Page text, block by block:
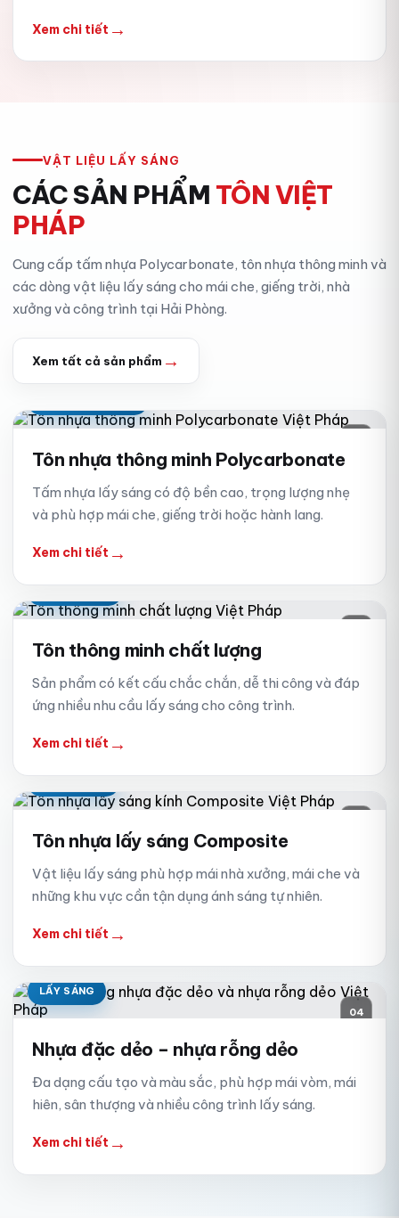
Xem chi tiết →
VẬT LIỆU LẤY SÁNG
CÁC SẢN PHẨM TÔN VIỆT
PHÁP
Cung cấp tấm nhựa Polycarbonate, tôn nhựa thông minh và
các dòng vật liệu lấy sáng cho mái che, giếng trời, nhà
xưởng và công trình tại Hải Phòng.
Xem tất cả sản phẩm →
Tôn nhựa thông minh Polycarbonate
Tấm nhựa lấy sáng có độ bền cao, trọng lượng nhẹ
và phù hợp mái che, giếng trời hoặc hành lang.
Xem chi tiết →
Tôn thông minh chất lượng
Sản phẩm có kết cấu chắc chắn, dễ thi công và đáp
ứng nhiều nhu cầu lấy sáng cho công trình.
Xem chi tiết →
Tôn nhựa lấy sáng Composite
Vật liệu lấy sáng phù hợp mái nhà xưởng, mái che và
những khu vực cần tận dụng ánh sáng tự nhiên.
Xem chi tiết →
LẤY SÁNG
04
Nhựa đặc dẻo – nhựa rỗng dẻo
Đa dạng cấu tạo và màu sắc, phù hợp mái vòm, mái
hiên, sân thượng và nhiều công trình lấy sáng.
Xem chi tiết →